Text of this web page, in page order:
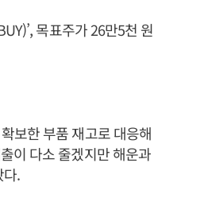
목표주가 26만5천 원
보한 부품 재고로 대응해
이 다소 줄겠지만 해운과
.